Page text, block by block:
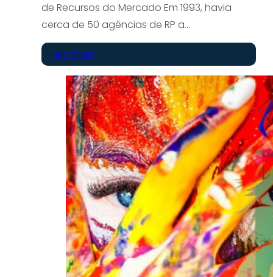
de Recursos do Mercado Em 1993, havia
cerca de 50 agências de RP a…
Leia mais